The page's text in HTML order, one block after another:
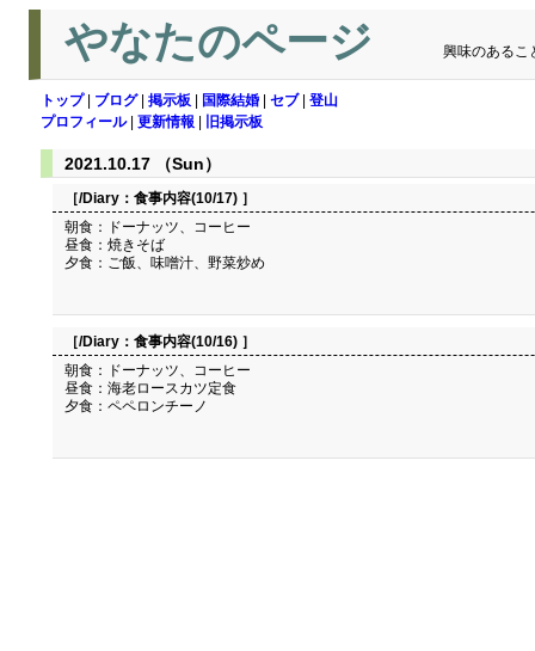
やなたのページ 興味のあるこ
トップ| ブログ| 掲示板 国際結婚 セブ| 登山
プロフィール| 更新情報 旧掲示板
2021.10.17 （Sun）
［/Diary： 食事内容(10/17) ］
朝食：ドーナッツ、コーヒー
昼食：焼きそば
夕食：ご飯、味噌汁、野菜炒め
［/Diary： 食事内容(10/16) ］
朝食：ドーナッツ、コーヒー
昼食：海老ロースカツ定食
夕食：ペペロンチーノ